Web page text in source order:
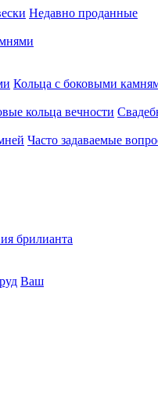
Недавно проданные
Кольца c боковыми
кольца вечности
Часто задаваемые
брилианта
Ваш